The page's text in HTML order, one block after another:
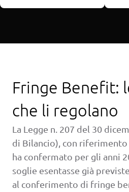
Fringe Benefit:
che li regolano
La Legge n. 207 del 30
di Bilancio), con riferimento
ha confermato per gli anni
soglie esentasse già
al conferimento di fringe